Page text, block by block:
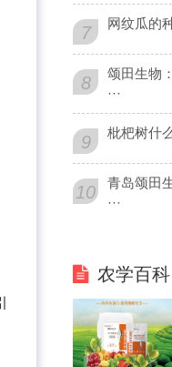
7 网纹瓜的
8
颂田生物
···
9 枇杷树什
10
青岛颂田
···
农学百科